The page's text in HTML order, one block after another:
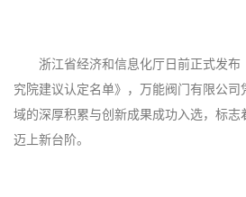
浙江省经济和信息化厅日前正式发
究院建议认定名单》，万能阀门有限公
域的深厚积累与创新成果成功入选，标
迈上新台阶。